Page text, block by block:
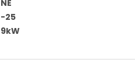
NE
-25
9kW